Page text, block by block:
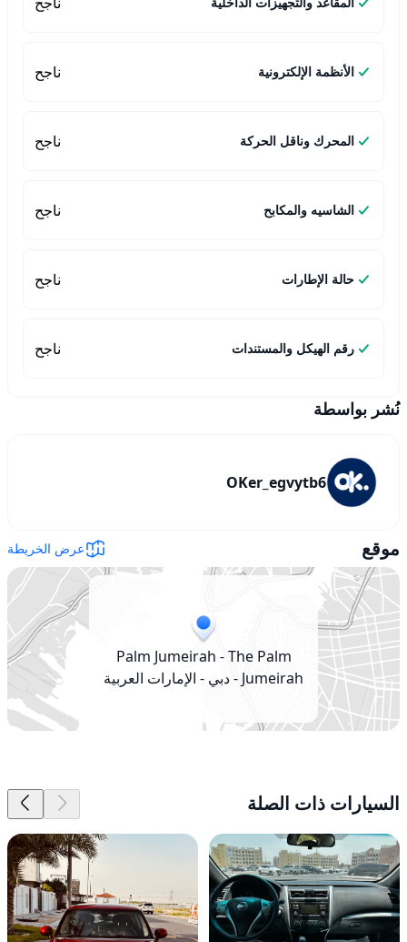
الأنظمة الإلكترونية ناجح
المحرك وناقل الحركة ناجح
الشاسيه والمكابح ناجح
حالة الإطارات ناجح
رقم الهيكل والمستندات ناجح
نُشر بواسطة
OKer_egvytb6
موقع عرض الخريطة
Palm Jumeirah - The Palm
Jumeirah - دبي - الإمارات العربية
السيارات ذات الصلة